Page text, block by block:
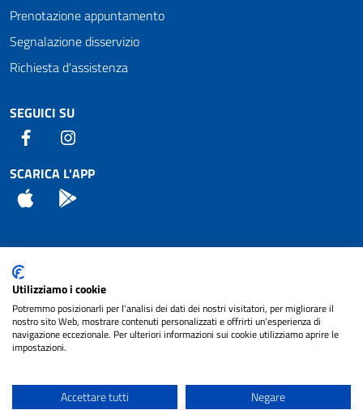
Prenotazione appuntamento
Segnalazione disservizio
Richiesta d'assistenza
SEGUICI SU
Facebook
SCARICA L'APP
App Store
Attuazione Misure PNRR
Piano di miglioramento del sito
Note legali
cura diNET SMART
Utilizziamo i cookie
Potremmo posizionarli per l'analisi dei dati dei nostri visitatori, per migliorare il
nostro sito Web, mostrare contenuti personalizzati e offrirti un'esperienza di
navigazione eccezionale. Per ulteriori informazioni sui cookie utilizziamo aprire le
impostazioni.
Accettare tutti Negare